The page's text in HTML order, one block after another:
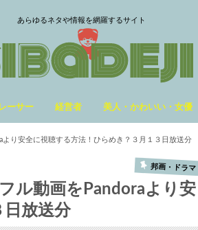
あらゆるネタや情報を網羅するサイト
ーサー 経営者 美人・かわいい・女優
り安全に視聴する方法！ひらめき？３月１３日放送分
邦画・ドラマ
ル動画をPandoraより安
放送分